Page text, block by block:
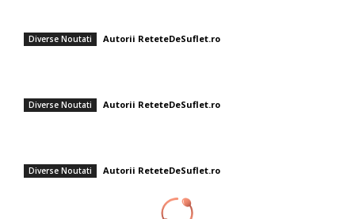
Diverse Noutati
Autorii ReteteDeSuflet.ro
Diverse Noutati
Autorii ReteteDeSuflet.ro
Diverse Noutati
Autorii ReteteDeSuflet.ro